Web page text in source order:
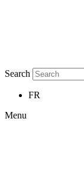
Search
FR
Menu